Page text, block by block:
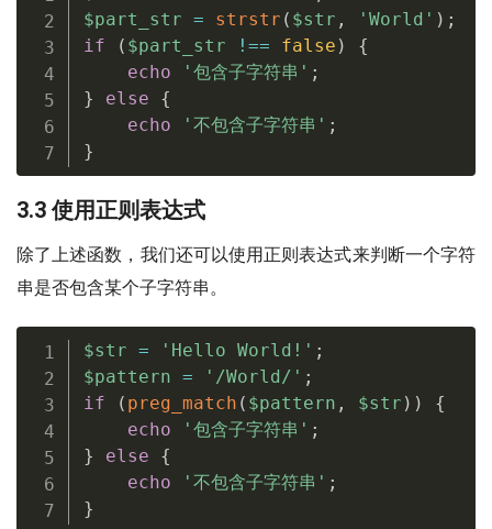
$part_str = strstr ( $str , 'World' ) ;
if
( $part_str !== false )
{
echo
'包含子字符串' ;
}
else
{
echo
'不包含子字符串' ;
}
3.3 使用正则表达式
除了上述函数，我们还可以使用正则表达式来判断一个字符
串是否包含某个子字符串。
$str = 'Hello World!' ;
$pattern = '/World/' ;
if
( preg_match ( $pattern , $str ) )
{
echo
'包含子字符串' ;
}
else
{
echo
'不包含子字符串' ;
}